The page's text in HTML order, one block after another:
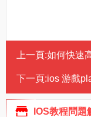
上一頁:如何快速
下一頁:ios 游戲
IOS教程問題